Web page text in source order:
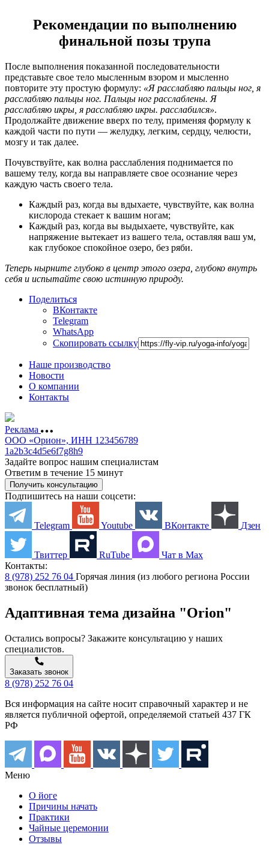
Рекомендации по выполнению
финальной позы трупа
После выполнения показанной последовательности
представьте свое тело мысленным взором и мысленно
повторите эту простую формулу: «Я расслабляю пальцы ног, я
расслабляю пальцы ног. Пальцы ног расслаблены. Я
расслабляю икры, я расслабляю икры. расслабился».
Продолжайте движение вверх по телу, применяя формулу к
каждой части по пути — желудку, легким, сердцу, челюсти,
мозгу и так далее.
Почувствуйте, как волна расслабления поднимается по
вашему телу, когда вы направляете свое осознание через
каждую часть своего тела.
Каждый раз, когда вы вдыхаете, чувствуйте, как волна
кислорода стекает к вашим ногам;
Каждый раз, когда вы выдыхаете, чувствуйте, как
напряжение вытекает из вашего тела, оставляя ваш ум,
как глубокое спокойное озеро, без ряби.
Теперь нырните глубоко в центр этого озера, глубоко внутрь
себя и испытайте свою истинную природу.
Поделиться
ВКонтакте
Telegram
WhatsApp
Скопировать ссылку
Наше производство
Новости
О компании
Контакты
Реклама
ООО «Орион», ИНН 123456789
1a2b3c4d5e6f7g8h9
Задайте вопрос нашим специалистам
Ответим в течение 15 минут
Получить консультацию
Подпишитесь на наши соцсети:
Telegram Youtube ВКонтакте Дзен
Твиттер RuTube
Чат в Max
Контакты:
8 (978) 252 76 04 Горячая линия (из любого региона России
звонок бесплатный)
Адаптивная тема дизайна "Orion"
Остались вопросы? Закажите консультацию у наших
специалистов.
Заказать звонок
8 (978) 252 76 04
Вся информация на сайте носит справочный характер и не
является публичной офертой, определяемой статьей 437 ГК
РФ
Меню
О йоге
Причины начать
Практики
Чайные церемонии
Отзывы